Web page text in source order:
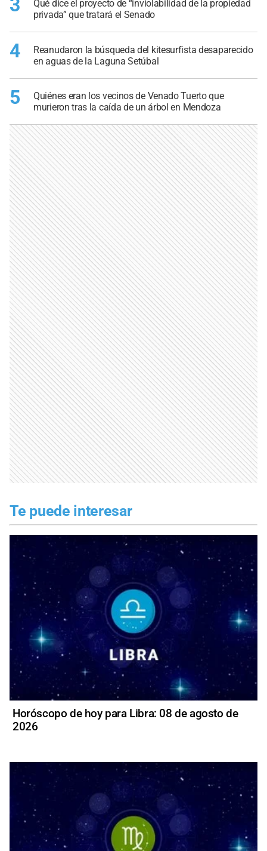
3
Qué dice el proyecto de “inviolabilidad de la propiedad
privada” que tratará el Senado
4
Reanudaron la búsqueda del kitesurfista desaparecido
en aguas de la Laguna Setúbal
5
Quiénes eran los vecinos de Venado Tuerto que
murieron tras la caída de un árbol en Mendoza
Te puede interesar
Horóscopo de hoy para Libra: 08 de agosto de
2026